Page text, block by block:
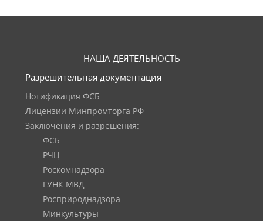
НАША ДЕЯТЕЛЬНОСТЬ
Разрешительная документация
Нотификация ФСБ
Лицензии Минпромторга РФ
Заключения и разрешения:
ФСБ
РЧЦ
Роскомнадзора
ГУНК МВД
Росприроднадзора
Минкультуры